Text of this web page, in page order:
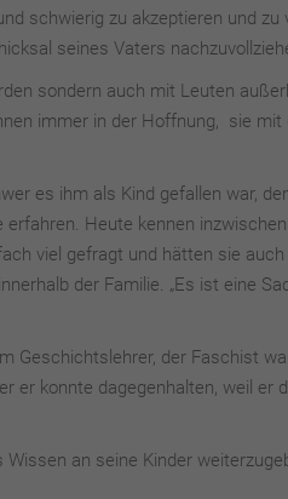
schwierig zu akzeptieren und zu
seines Vaters
sondern auch mit Leuten
immer in der Hoffnung, sie mit
es ihm als Kind gefallen war,
Heute kennen
viel gefragt und hätten sie
der Familie. „Es ist eine
Geschichtslehrer, der Faschist
er konnte dagegenhalten, weil er
an seine Kinder